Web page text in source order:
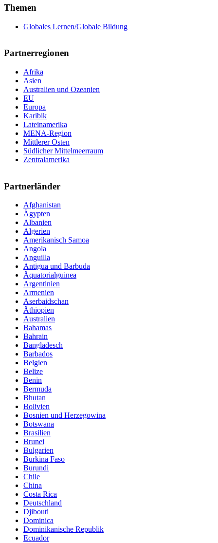
Themen
Globales Lernen/Globale Bildung
Partnerregionen
Afrika
Asien
Australien und Ozeanien
EU
Europa
Karibik
Lateinamerika
MENA-Region
Mittlerer Osten
Südlicher Mittelmeerraum
Zentralamerika
Partnerländer
Afghanistan
Ägypten
Albanien
Algerien
Amerikanisch Samoa
Angola
Anguilla
Antigua und Barbuda
Äquatorialguinea
Argentinien
Armenien
Aserbaidschan
Äthiopien
Australien
Bahamas
Bahrain
Bangladesch
Barbados
Belgien
Belize
Benin
Bermuda
Bhutan
Bolivien
Bosnien und Herzegowina
Botswana
Brasilien
Brunei
Bulgarien
Burkina Faso
Burundi
Chile
China
Costa Rica
Deutschland
Djibouti
Dominica
Dominikanische Republik
Ecuador